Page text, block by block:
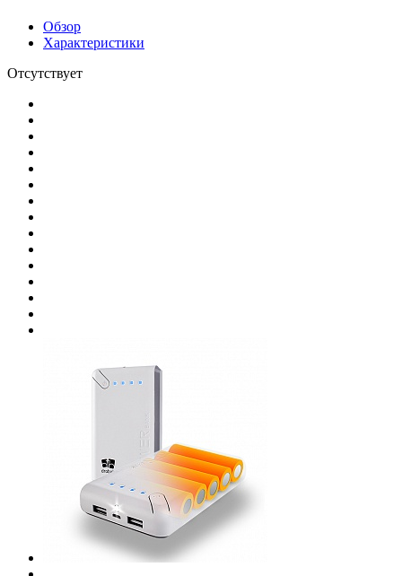
Обзор
Характеристики
Отсутствует